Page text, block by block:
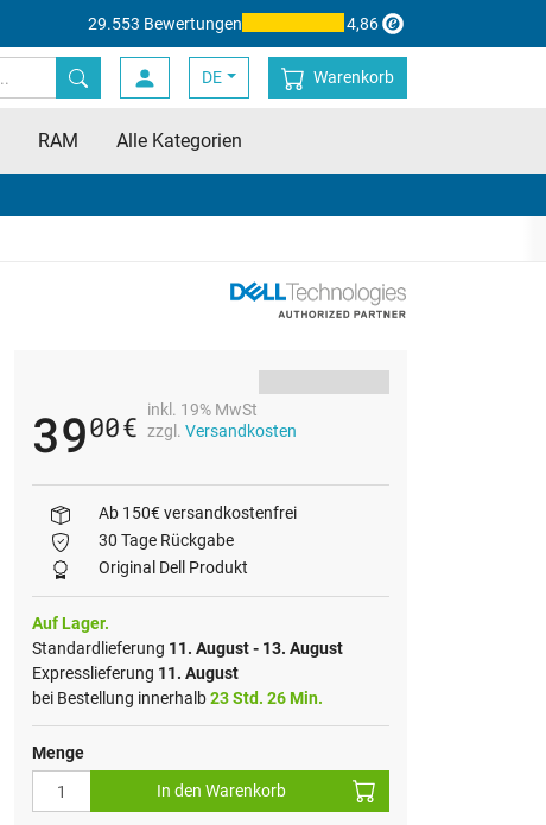
29.553 Bewertungen 4,86
DE Warenkorb
RAM Alle Kategorien
3900€
inkl. 19% MwSt
zzgl. Versandkosten
Ab 150€ versandkostenfrei
30 Tage Rückgabe
Original Dell Produkt
Auf Lager.
Standardlieferung 11. August - 13. August
Expresslieferung 11. August
bei Bestellung innerhalb23 Std. 26 Min.
Menge
In den Warenkorb